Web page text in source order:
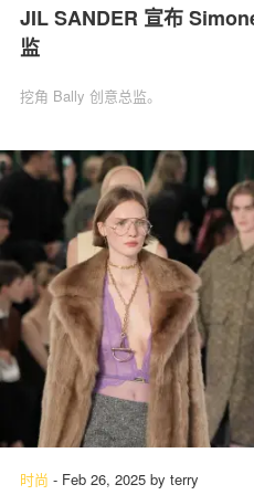
JIL SANDER 宣布
监
挖角 Bally 创意总监。
时尚 - Feb 26, 2025 by terry